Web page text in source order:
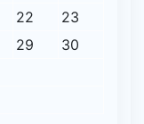
22
23
29
30